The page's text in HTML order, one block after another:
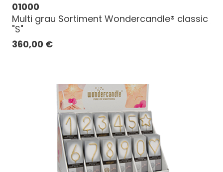
01000
Multi grau Sortiment Wondercandle® classic
"S"
360,00 €